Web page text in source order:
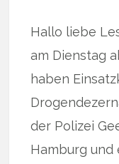
Hallo liebe
am Dienstag
haben
der Polizei
Hamburg und